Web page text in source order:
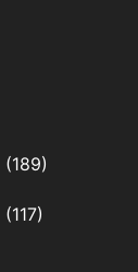
(189)
(117)